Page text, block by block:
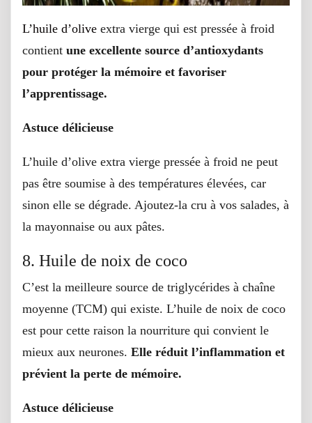
L’huile d’olive extra vierge qui est pressée à froid
contient une excellente source d’antioxydants
pour protéger la mémoire et favoriser
l’apprentissage.
Astuce délicieuse
L’huile d’olive extra vierge pressée à froid ne peut
pas être soumise à des températures élevées, car
sinon elle se dégrade. Ajoutez-la cru à vos salades, à
la mayonnaise ou aux pâtes.
8. Huile de noix de coco
C’est la meilleure source de triglycérides à chaîne
moyenne (TCM) qui existe. L’huile de noix de coco
est pour cette raison la nourriture qui convient le
mieux aux neurones. Elle réduit l’inflammation et
prévient la perte de mémoire.
Astuce délicieuse